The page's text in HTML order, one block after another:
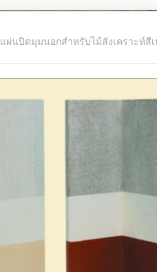
แผ่นปิดมุมนอกสำหรับไม้สังเคราะห์สี